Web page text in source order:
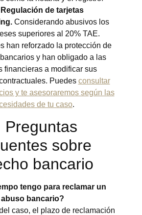
Regulación de tarjetas
Considerando abusivos los
superiores al 20% TAE.
han reforzado la protección de
y han obligado a las
financieras a modificar sus
Puedes consultar
y te asesoraremos según las
de tu caso.
Preguntas
sobre
bancario
tengo para reclamar un
abuso bancario?
caso, el plazo de reclamación